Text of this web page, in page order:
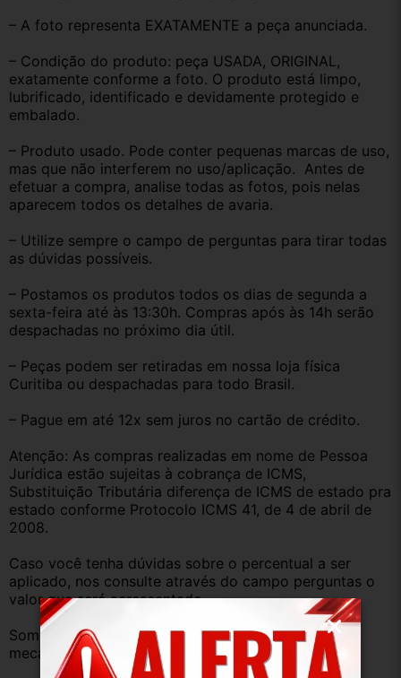
– A foto representa EXATAMENTE a peça anunciada.
– Condição do produto: peça USADA, ORIGINAL,
exatamente conforme a foto. O produto está limpo,
lubrificado, identificado e devidamente protegido e
embalado.
– Produto usado. Pode conter pequenas marcas de uso,
mas que não interferem no uso/aplicação.  Antes de
efetuar a compra, analise todas as fotos, pois nelas
aparecem todos os detalhes de avaria.
– Utilize sempre o campo de perguntas para tirar todas
as dúvidas possíveis.
– Postamos os produtos todos os dias de segunda a
sexta-feira até às 13:30h. Compras após às 14h serão
despachadas no próximo dia útil.
– Peças podem ser retiradas em nossa loja física
Curitiba ou despachadas para todo Brasil.
– Pague em até 12x sem juros no cartão de crédito.
Atenção: As compras realizadas em nome de Pessoa
Jurídica estão sujeitas à cobrança de ICMS,
Substituição Tributária diferença de ICMS de estado pra
estado conforme Protocolo ICMS 41, de 4 de abril de
2008.
Caso você tenha dúvidas sobre o percentual a ser
aplicado, nos consulte através do campo perguntas o
valor que será acrescentado.
Somos uma empresa com amplo estoque de peças
mecânica, lataria, acessórios, entre outros.